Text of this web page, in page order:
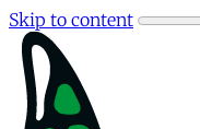
Skip to content